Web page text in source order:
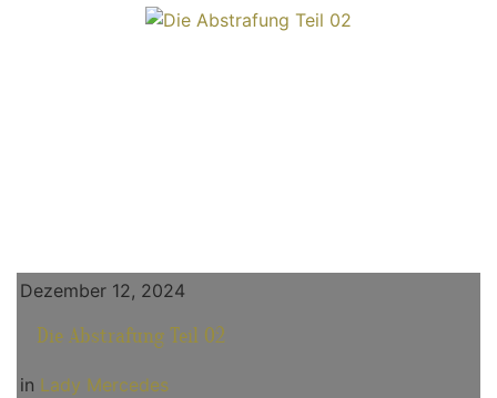
Dezember 12, 2024
Die Abstrafung Teil 02
in Lady Mercedes